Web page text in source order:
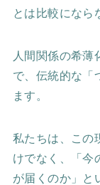
とは比較になら
人間関係の希薄
で、伝統的な「
ます。
私たちは、この
けでなく、「今
が届くのか」と